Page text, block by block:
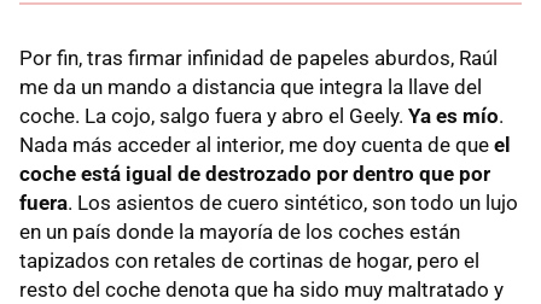
Por fin, tras firmar infinidad de papeles aburdos, Raúl
me da un mando a distancia que integra la llave del
coche. La cojo, salgo fuera y abro el Geely. Ya es mío.
Nada más acceder al interior, me doy cuenta de que el
coche está igual de destrozado por dentro que por
fuera. Los asientos de cuero sintético, son todo un lujo
en un país donde la mayoría de los coches están
tapizados con retales de cortinas de hogar, pero el
resto del coche denota que ha sido muy maltratado y